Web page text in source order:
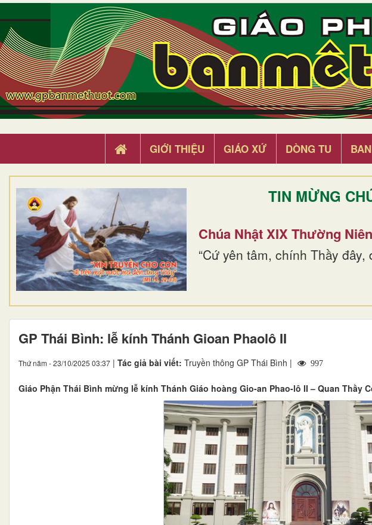
GIỚI THIỆU GIÁO XỨ DÒNG TU
TIN MỪNG
Chúa Nhật XIX Thường
“Cứ yên tâm, chính Thầy
GP Thái Bình: lễ kính Thánh Gioan Phaolô II
Thứ năm - 23/10/2025 03:37 | Tác giả bài viết: Truyền thông GP Thái Bình | 997
Giáo Phận Thái Bình mừng lễ kính Thánh Giáo hoàng Gio-an Phao-lô II – Quan Thầy